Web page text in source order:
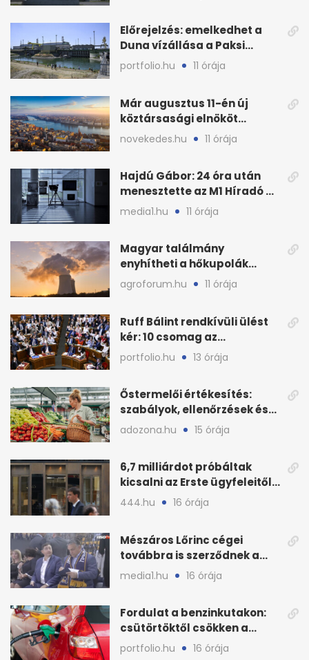
Előrejelzés: emelkedhet a
Duna vízállása a Paksi
Atomerőműnél
portfolio.hu 11 órája
Már augusztus 11-én új
köztársasági elnököt
választhat az Országgyűlés
novekedes.hu 11 órája
Hajdú Gábor: 24 óra után
menesztette az M1 Híradó a
főszerkesztőt
media1.hu 11 órája
Magyar találmány
enyhítheti a hőkupolák
miatti extrém hőséget
agroforum.hu 11 órája
Ruff Bálint rendkívüli ülést
kér: 10 csomag az
Országgyűlés előtt
portfolio.hu 13 órája
Őstermelői értékesítés:
szabályok, ellenőrzések és
bírságok a nyáron
adozona.hu 15 órája
6,7 milliárdot próbáltak
kicsalni az Erste ügyfeleitől
az első félévben
444.hu 16 órája
Mészáros Lőrinc cégei
továbbra is szerződnek a
közmédiával
media1.hu 16 órája
Fordulat a benzinkutakon:
csütörtöktől csökken a
benzin nagykerára
portfolio.hu 16 órája